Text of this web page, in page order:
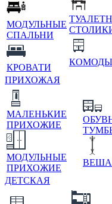
МОДУЛЬНЫЕ
СПАЛЬНИ
КРОВАТИ
КОМОДЫ
ПРИХОЖАЯ
МАЛЕНЬКИЕ
ПРИХОЖИЕ
МОДУЛЬНЫЕ
ПРИХОЖИЕ
ДЕТСКАЯ